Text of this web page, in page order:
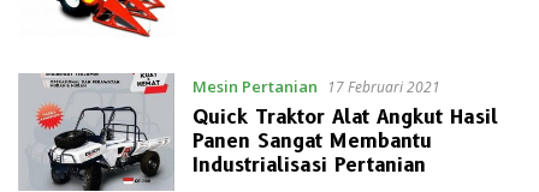
Mesin Pertanian 17 Februari 2021
Quick Traktor Alat Angkut Hasil
Panen Sangat Membantu
Industrialisasi Pertanian